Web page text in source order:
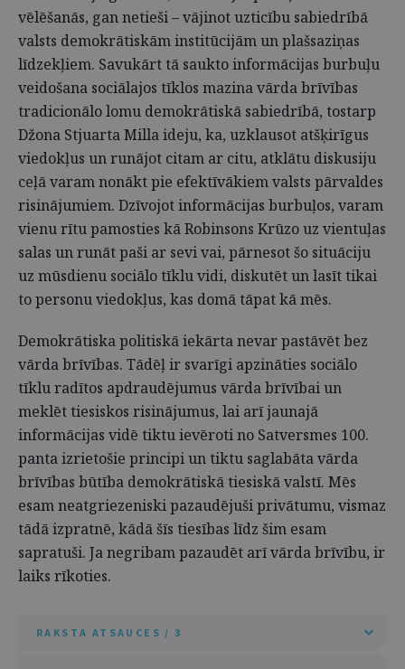
vēlēšanās, gan netieši – vājinot uzticību sabiedrībā
valsts demokrātiskām institūcijām un plašsaziņas
līdzekļiem. Savukārt tā saukto informācijas burbuļu
veidošana sociālajos tīklos mazina vārda brīvības
tradicionālo lomu demokrātiskā sabiedrībā, tostarp
Džona Stjuarta Milla ideju, ka, uzklausot atšķirīgus
viedokļus un runājot citam ar citu, atklātu diskusiju
ceļā varam nonākt pie efektīvākiem valsts pārvaldes
risinājumiem. Dzīvojot informācijas burbuļos, varam
vienu rītu pamosties kā Robinsons Krūzo uz vientuļas
salas un runāt paši ar sevi vai, pārnesot šo situāciju
uz mūsdienu sociālo tīklu vidi, diskutēt un lasīt tikai
to personu viedokļus, kas domā tāpat kā mēs.
Demokrātiska politiskā iekārta nevar pastāvēt bez
vārda brīvības. Tādēļ ir svarīgi apzināties sociālo
tīklu radītos apdraudējumus vārda brīvībai un
meklēt tiesiskos risinājumus, lai arī jaunajā
informācijas vidē tiktu ievēroti no Satversmes 100.
panta izrietošie principi un tiktu saglabāta vārda
brīvības būtība demokrātiskā tiesiskā valstī. Mēs
esam neatgriezeniski pazaudējuši privātumu, vismaz
tādā izpratnē, kādā šīs tiesības līdz šim esam
sapratuši. Ja negribam pazaudēt arī vārda brīvību, ir
laiks rīkoties.
RAKSTA ATSAUCES / 3